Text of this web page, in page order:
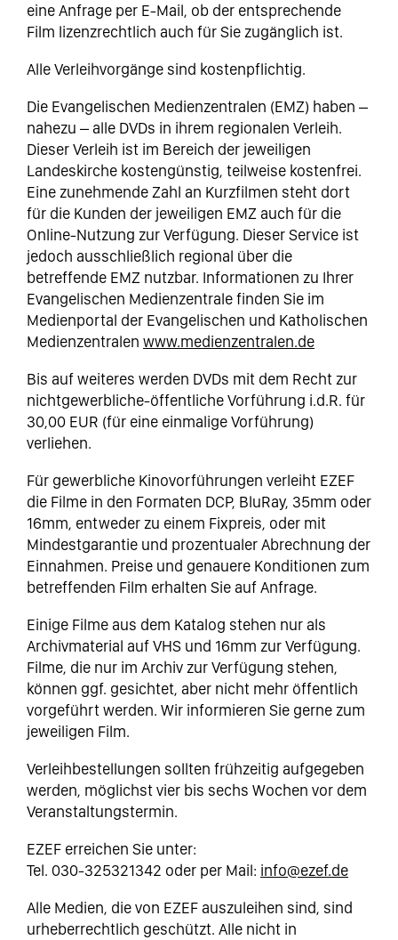
eine Anfrage per E-Mail, ob der entsprechende
Film lizenzrechtlich auch für Sie zugänglich ist.
Alle Verleihvorgänge sind kostenpflichtig.
Die Evangelischen Medienzentralen (EMZ) haben –
nahezu – alle DVDs in ihrem regionalen Verleih.
Dieser Verleih ist im Bereich der jeweiligen
Landeskirche kostengünstig, teilweise kostenfrei.
Eine zunehmende Zahl an Kurzfilmen steht dort
für die Kunden der jeweiligen EMZ auch für die
Online-Nutzung zur Verfügung. Dieser Service ist
jedoch ausschließlich regional über die
betreffende EMZ nutzbar. Informationen zu Ihrer
Evangelischen Medienzentrale finden Sie im
Medienportal der Evangelischen und Katholischen
Medienzentralen www.medienzentralen.de
Bis auf weiteres werden DVDs mit dem Recht zur
nichtgewerbliche-öffentliche Vorführung i.d.R. für
30,00 EUR (für eine einmalige Vorführung)
verliehen.
Für gewerbliche Kinovorführungen verleiht EZEF
die Filme in den Formaten DCP, BluRay, 35mm oder
16mm, entweder zu einem Fixpreis, oder mit
Mindestgarantie und prozentualer Abrechnung der
Einnahmen. Preise und genauere Konditionen zum
betreffenden Film erhalten Sie auf Anfrage.
Einige Filme aus dem Katalog stehen nur als
Archivmaterial auf VHS und 16mm zur Verfügung.
Filme, die nur im Archiv zur Verfügung stehen,
können ggf. gesichtet, aber nicht mehr öffentlich
vorgeführt werden. Wir informieren Sie gerne zum
jeweiligen Film.
Verleihbestellungen sollten frühzeitig aufgegeben
werden, möglichst vier bis sechs Wochen vor dem
Veranstaltungstermin.
EZEF erreichen Sie unter:
Tel. 030-325321342 oder per Mail: info@ezef.de
Alle Medien, die von EZEF auszuleihen sind, sind
urheberrechtlich geschützt. Alle nicht in